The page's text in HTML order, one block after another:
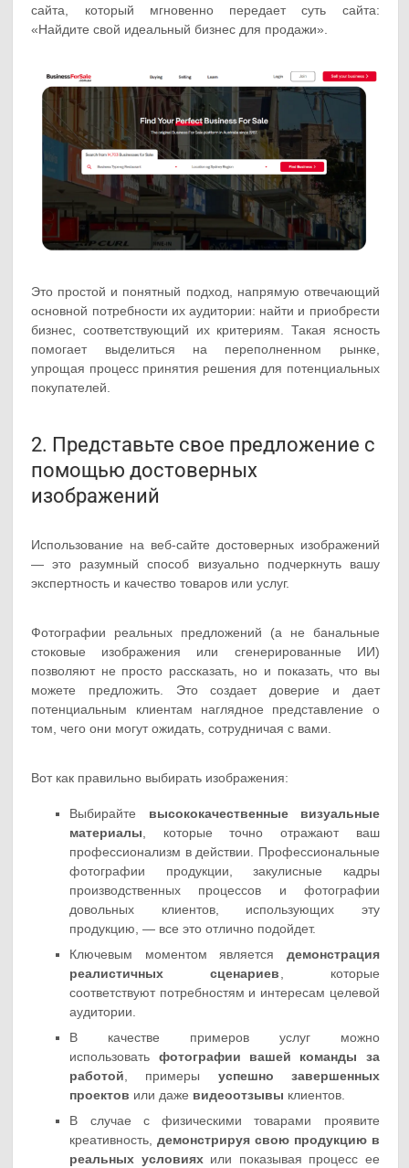
сайта, который мгновенно передает суть сайта:
«Найдите свой идеальный бизнес для продажи».
Это простой и понятный подход, напрямую отвечающий
основной потребности их аудитории: найти и приобрести
бизнес, соответствующий их критериям. Такая ясность
помогает выделиться на переполненном рынке,
упрощая процесс принятия решения для потенциальных
покупателей.
2. Представьте свое предложение с
помощью достоверных
изображений
Использование на веб-сайте достоверных изображений
— это разумный способ визуально подчеркнуть вашу
экспертность и качество товаров или услуг.
Фотографии реальных предложений (а не банальные
стоковые изображения или сгенерированные ИИ)
позволяют не просто рассказать, но и показать, что вы
можете предложить. Это создает доверие и дает
потенциальным клиентам наглядное представление о
том, чего они могут ожидать, сотрудничая с вами.
Вот как правильно выбирать изображения:
Выбирайте высококачественные визуальные
материалы , которые точно отражают ваш
профессионализм в действии. Профессиональные
фотографии продукции, закулисные кадры
производственных процессов и фотографии
довольных клиентов, использующих эту
продукцию, — все это отлично подойдет.
Ключевым моментом является демонстрация
реалистичных сценариев , которые
соответствуют потребностям и интересам целевой
аудитории.
В качестве примеров услуг можно
использовать фотографии вашей команды за
работой , примеры успешно завершенных
проектов или даже видеоотзывы клиентов.
В случае с физическими товарами проявите
креативность,демонстрируя свою продукцию в
реальных условиях или показывая процесс ее